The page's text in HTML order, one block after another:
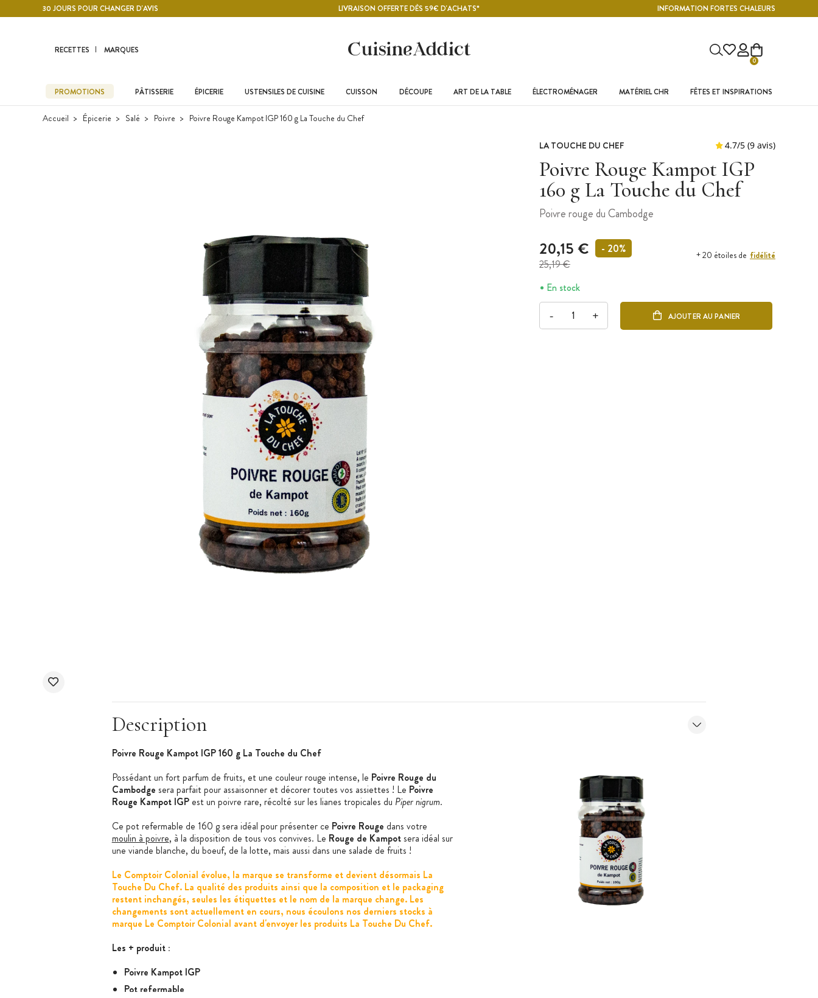
Contenu principal30 JOURS POUR CHANGER D'AVIS LIVRAISON OFFERTE DÈS 59€ D'ACHATS* INFORMATION FORTES CHALEURS
RECETTES MARQUES
0
PROMOTIONS PÂTISSERIE ÉPICERIE USTENSILES DE CUISINE CUISSON DÉCOUPE ART DE LA TABLE ÉLECTROMÉNAGER MATÉRIEL CHR FÊTES ET INSPIRATIONS
Accueil Épicerie Salé Poivre Poivre Rouge Kampot IGP 160 g La Touche du Chef
LA TOUCHE DU CHEF
Poivre Rouge Kampot IGP
160 g La Touche du Chef
Poivre rouge du Cambodge
20,15 €
25,19 €
- 20% + 20 étoiles de fidélité
En stock
- + AJOUTER AU PANIER
Description
Poivre Rouge Kampot IGP 160 g La Touche du Chef
Possédant un fort parfum de fruits, et une couleur rouge intense, le Poivre Rouge du
Cambodge sera parfait pour assaisonner et décorer toutes vos assiettes ! Le Poivre
Rouge Kampot IGP est un poivre rare, récolté sur les lianes tropicales du Piper nigrum.
Ce pot refermable de 160 g sera idéal pour présenter ce Poivre Rouge dans votre
moulin à poivre, à la disposition de tous vos convives. Le Rouge de Kampotsera idéal sur
une viande blanche, du boeuf, de la lotte, mais aussi dans une salade de fruits !
Le Comptoir Colonial évolue, la marque se transforme et devient désormais La
Touche Du Chef. La qualité des produits ainsi que la composition et le packaging
restent inchangés, seules les étiquettes et le nom de la marque change. Les
changements sont actuellement en cours, nous écoulons nos derniers stocks à
marque Le Comptoir Colonial avant d'envoyer les produits La Touche Du Chef.
Les + produit :
Poivre Kampot IGP
Pot refermable